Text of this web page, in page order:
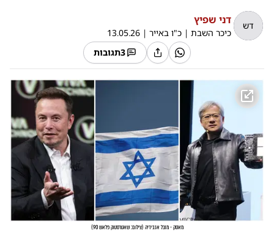
דש דני שפיץ
כיכר השבת | כ"ו באייר |
13.05.26
3תגובות
מאסק - מנכל אנבידיה (צילום: שאטרסטוק פלאש 90 )